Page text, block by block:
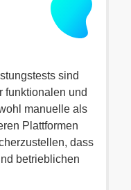
sind
funktionalen und
manuelle als
Plattformen
dass
betrieblichen